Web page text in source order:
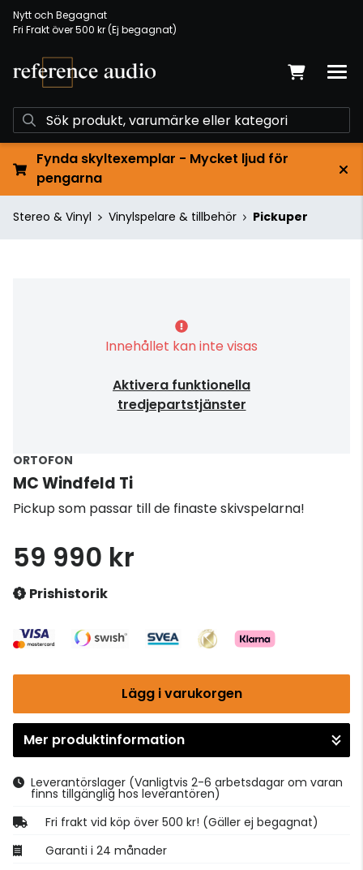
Nytt och Begagnat
Fri Frakt över 500 kr (Ej begagnat)
Fynda skyltexemplar - Mycket ljud för
pengarna
Stereo & Vinyl Vinylspelare & tillbehör Pickuper
Innehållet kan inte visas
Aktivera funktionella
tredjepartstjänster
ORTOFON
MC Windfeld Ti
Pickup som passar till de finaste skivspelarna!
59 990 kr
Prishistorik
Lägg i varukorgen
Gå till kassan
Mer produktinformation
Leverantörslager (Vanligtvis 2-6 arbetsdagar om varan
finns tillgänglig hos leverantören)
Fri frakt vid köp över 500 kr! (Gäller ej begagnat)
Garanti i 24 månader